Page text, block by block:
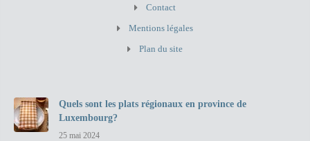
Contact
Mentions légales
Plan du site
Quels sont les plats régionaux en province de
Luxembourg?
25 mai 2024